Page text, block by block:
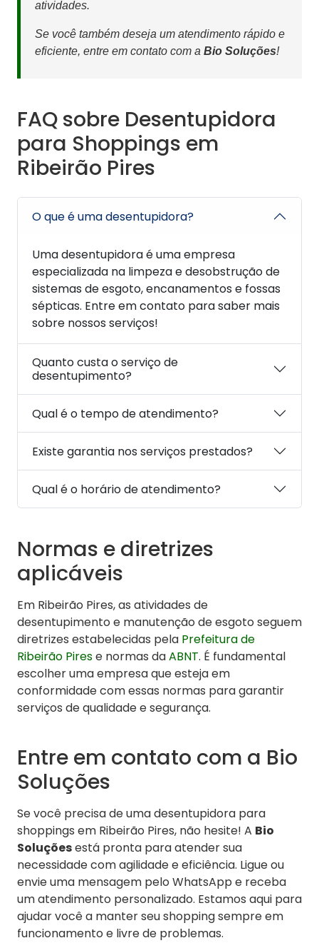
atividades.
Se você também deseja um atendimento rápido e
eficiente, entre em contato com a Bio Soluções!
FAQ sobre Desentupidora
para Shoppings em
Ribeirão Pires
O que é uma desentupidora?
Uma desentupidora é uma empresa
especializada na limpeza e desobstrução de
sistemas de esgoto, encanamentos e fossas
sépticas. Entre em contato para saber mais
sobre nossos serviços!
Quanto custa o serviço de
desentupimento?
Qual é o tempo de atendimento?
Existe garantia nos serviços prestados?
Qual é o horário de atendimento?
Normas e diretrizes
aplicáveis
Em Ribeirão Pires, as atividades de
desentupimento e manutenção de esgoto seguem
diretrizes estabelecidas pela Prefeitura de
Ribeirão Pirese normas daABNT. É fundamental
escolher uma empresa que esteja em
conformidade com essas normas para garantir
serviços de qualidade e segurança.
Entre em contato com a Bio
Soluções
Se você precisa de uma desentupidora para
shoppings em Ribeirão Pires, não hesite! A Bio
Soluçõesestá pronta para atender sua
necessidade com agilidade e eficiência. Ligue ou
envie uma mensagem pelo WhatsApp e receba
um atendimento personalizado. Estamos aqui para
ajudar você a manter seu shopping sempre em
funcionamento e livre de problemas.